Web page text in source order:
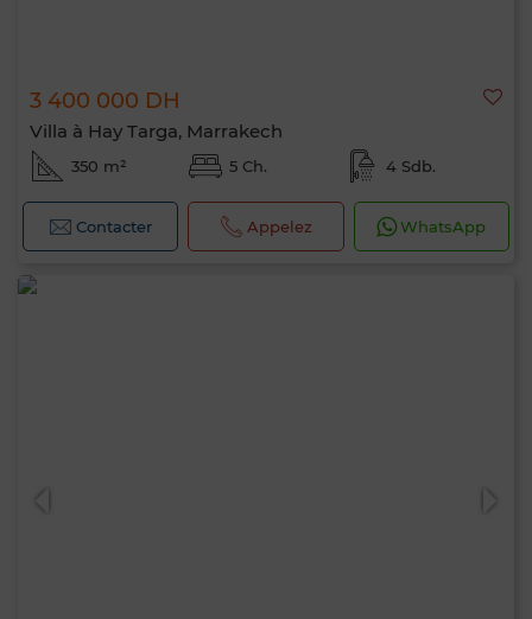
3 400 000 DH
Villa à Hay Targa, Marrakech
350 m² 5 Ch. 4 Sdb.
Contacter Appelez WhatsApp